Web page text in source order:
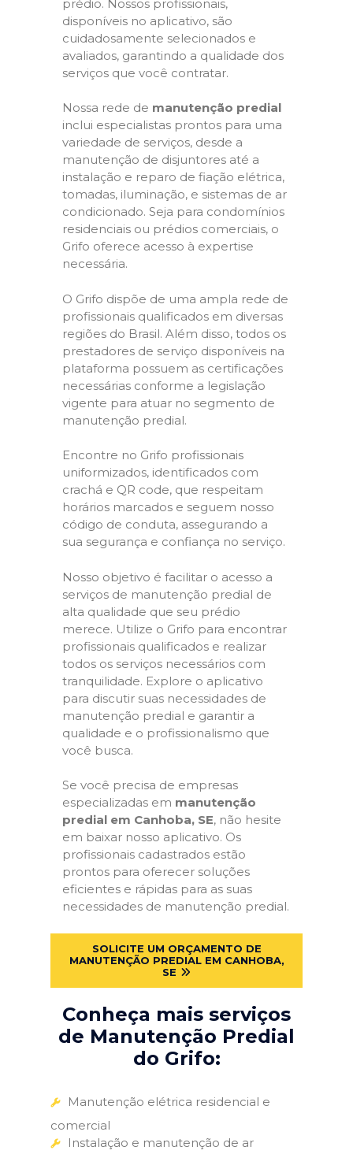
prédio. Nossos profissionais,
disponíveis no aplicativo, são
cuidadosamente selecionados e
avaliados, garantindo a qualidade dos
serviços que você contratar.
Nossa rede de manutenção predial
inclui especialistas prontos para uma
variedade de serviços, desde a
manutenção de disjuntores até a
instalação e reparo de fiação elétrica,
tomadas, iluminação, e sistemas de ar
condicionado. Seja para condomínios
residenciais ou prédios comerciais, o
Grifo oferece acesso à expertise
necessária.
O Grifo dispõe de uma ampla rede de
profissionais qualificados em diversas
regiões do Brasil. Além disso, todos os
prestadores de serviço disponíveis na
plataforma possuem as certificações
necessárias conforme a legislação
vigente para atuar no segmento de
manutenção predial.
Encontre no Grifo profissionais
uniformizados, identificados com
crachá e QR code, que respeitam
horários marcados e seguem nosso
código de conduta, assegurando a
sua segurança e confiança no serviço.
Nosso objetivo é facilitar o acesso a
serviços de manutenção predial de
alta qualidade que seu prédio
merece. Utilize o Grifo para encontrar
profissionais qualificados e realizar
todos os serviços necessários com
tranquilidade. Explore o aplicativo
para discutir suas necessidades de
manutenção predial e garantir a
qualidade e o profissionalismo que
você busca.
Se você precisa de empresas
especializadas em manutenção
predial em Canhoba, SE, não hesite
em baixar nosso aplicativo. Os
profissionais cadastrados estão
prontos para oferecer soluções
eficientes e rápidas para as suas
necessidades de manutenção predial.
SOLICITE UM ORÇAMENTO DE
MANUTENÇÃO PREDIAL EM CANHOBA,
SE
Conheça mais serviços
de Manutenção Predial
do Grifo:
Manutenção elétrica residencial e
comercial
Instalação e manutenção de ar